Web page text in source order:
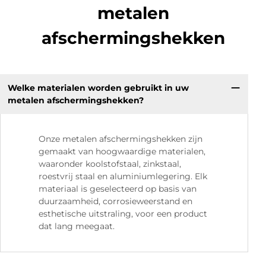
metalen
afschermingshekken
Welke materialen worden gebruikt in uw
metalen afschermingshekken?
Onze metalen afschermingshekken zijn
gemaakt van hoogwaardige materialen,
waaronder koolstofstaal, zinkstaal,
roestvrij staal en aluminiumlegering. Elk
materiaal is geselecteerd op basis van
duurzaamheid, corrosieweerstand en
esthetische uitstraling, voor een product
dat lang meegaat.